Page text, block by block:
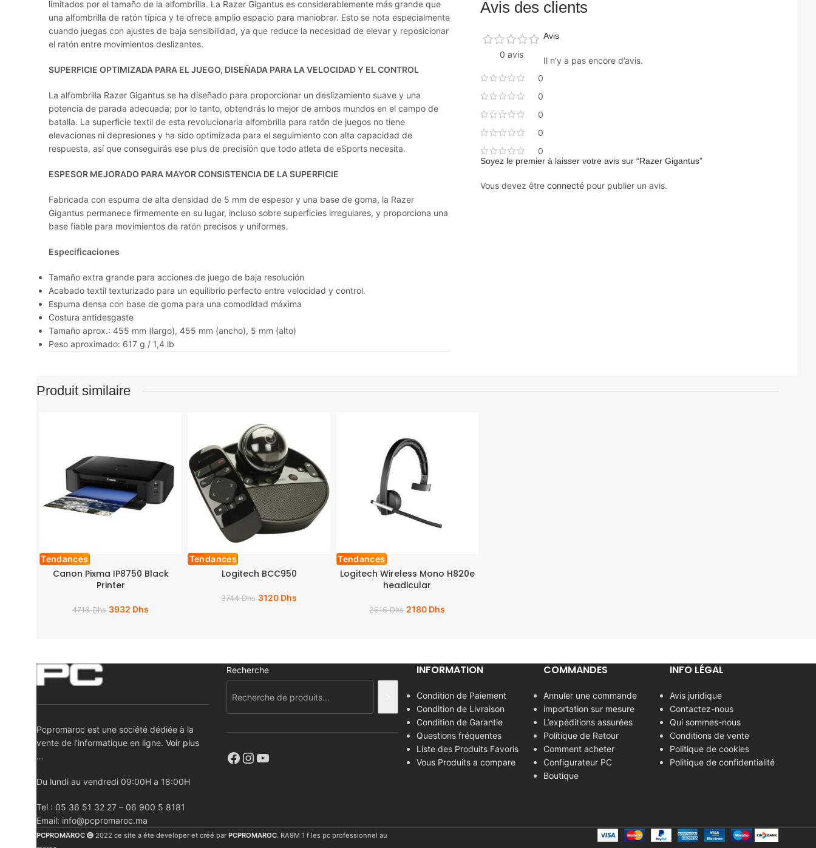
limitados por el tamaño de la alfombrilla. La Razer Gigantus es considerablemente más grande que
una alfombrilla de ratón típica y te ofrece amplio espacio para maniobrar. Esto se nota especialmente
cuando juegas con ajustes de baja sensibilidad, ya que reduce la necesidad de elevar y reposicionar
el ratón entre movimientos deslizantes.
SUPERFICIE OPTIMIZADA PARA EL JUEGO, DISEÑADA PARA LA VELOCIDAD Y EL CONTROL
La alfombrilla Razer Gigantus se ha diseñado para proporcionar un deslizamiento suave y una
potencia de parada adecuada; por lo tanto, obtendrás lo mejor de ambos mundos en el campo de
batalla. La superficie textil de esta revolucionaria alfombrilla para ratón de juegos no tiene
elevaciones ni depresiones y ha sido optimizada para el seguimiento con alta capacidad de
respuesta, así que conseguirás ese plus de precisión que todo atleta de eSports necesita.
ESPESOR MEJORADO PARA MAYOR CONSISTENCIA DE LA SUPERFICIE
Fabricada con espuma de alta densidad de 5 mm de espesor y una base de goma, la Razer
Gigantus permanece firmemente en su lugar, incluso sobre superficies irregulares, y proporciona una
base fiable para movimientos de ratón precisos y uniformes.
Especificaciones
Tamaño extra grande para acciones de juego de baja resolución
Acabado textil texturizado para un equilibrio perfecto entre velocidad y control.
Espuma densa con base de goma para una comodidad máxima
Costura antidesgaste
Tamaño aprox.: 455 mm (largo), 455 mm (ancho), 5 mm (alto)
Peso aproximado: 617 g / 1,4 lb
Avis des clients
0 avis
0
0
0
0
0
Avis
Il n’y a pas encore d’avis.
Soyez le premier à laisser votre avis sur “Razer Gigantus”
Vous devez être connectépour publier un avis.
Produit similaire
Tendances
Canon Pixma IP8750 Black
Printer
4718Dhs 3932 Dhs
Tendances
Logitech BCC950
3744Dhs 3120 Dhs
Tendances
Logitech Wireless Mono H820e
headicular
2616Dhs 2180 Dhs
Pcpromaroc est une société dédiée à la
vente de l’informatique en ligne. Voir plus
…
Du lundi au vendredi 09:00H a 18:00H
Tel : 05 36 51 32 27 – 06 900 5 8181
Email: info@pcpromaroc.ma
Recherche INFORMATION
Condition de Paiement
Condition de Livraison
Condition de Garantie
Questions fréquentes
Liste des Produits Favoris
Vous Produits a compare
COMMANDES
Annuler une commande
importation sur mesure
L’expéditions assurées
Politique de Retour
Comment acheter
Configurateur PC
Boutique
INFO LÉGAL
Avis juridique
Contactez-nous
Qui sommes-nous
Conditions de vente
Politique de cookies
Politique de confidentialité
PCPROMAROC 2022 ce site a éte developer et créé par PCPROMAROC. RA9M 1 f les pc professionnel au